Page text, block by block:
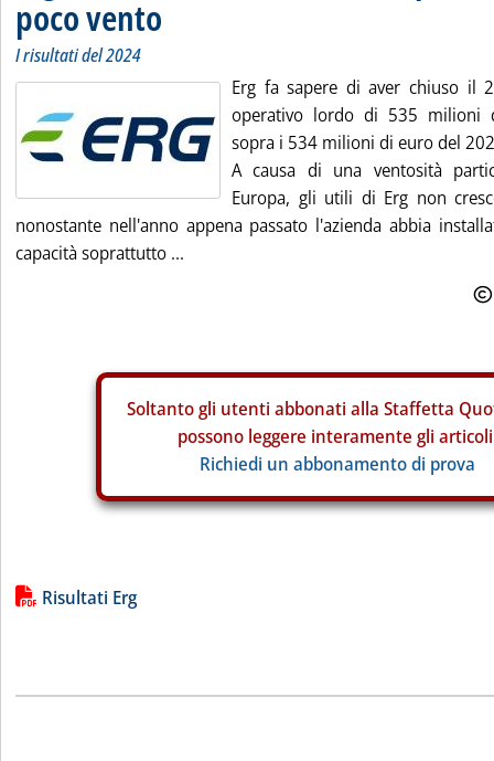
poco vento
I risultati del 2024
Erg fa sapere di aver chiuso il
operativo lordo di 535 milioni
sopra i 534 milioni di euro del
A causa di una ventosità
Europa, gli utili di Erg non
nonostante nell'anno appena passato l'azienda abbia
capacità soprattutto ...
Soltanto gli utenti abbonati alla Staffetta
possono leggere interamente gli
Richiedi un abbonamento di prova
Lista allegati PDF alla notizia
Risultati Erg